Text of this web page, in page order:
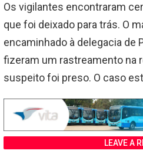
Os vigilantes encontraram
que foi deixado para trás. O
encaminhado à delegacia de
fizeram um rastreamento na
suspeito foi preso. O caso
LEAVE A